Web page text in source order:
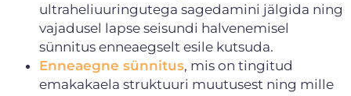
ultraheliuuringutega sagedamini jälgida ning
vajadusel lapse seisundi halvenemisel
sünnitus enneaegselt esile kutsuda.
Enneaegne sünnitus, mis on tingitud
emakakaela struktuuri muutusest ning mille